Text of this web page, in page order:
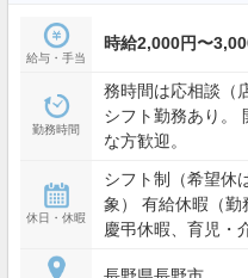
給与・手当
時給2,000円〜
勤務時間
務時間は応相談（
シフト勤務あり。
な方歓迎。
休日・休暇
シフト制（希望休
象） 有給休暇（勤
慶弔休暇、育児・